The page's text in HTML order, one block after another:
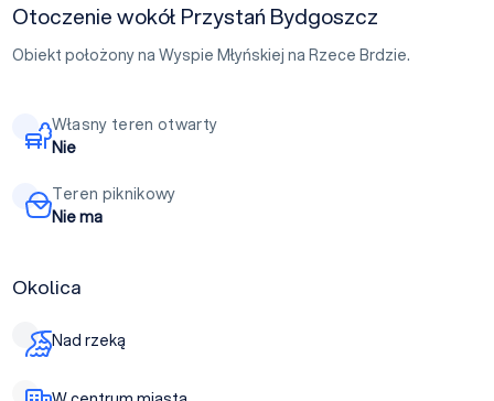
Otoczenie wokół Przystań Bydgoszcz
Obiekt położony na Wyspie Młyńskiej na Rzece Brdzie.
Własny teren otwarty
Nie
Teren piknikowy
Nie ma
Okolica
Nad rzeką